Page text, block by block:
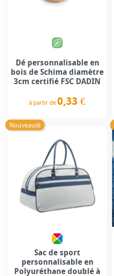
Dé personnalisable en
bois de Schima diamètre
3cm certifié FSC DADIN
à partir de 0,33 €
Nouveauté
Sac de sport
personnalisable en
Polyuréthane doublé à